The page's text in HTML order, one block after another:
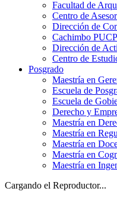
Facultad de
Centro de
Dirección de
Cachimbo
Dirección de
Centro de
Posgrado
Maestría en
Escuela de
Escuela de
Derecho y
Maestría en
Maestría en
Maestría en
Maestría en
Maestría en
Cargando el Reproductor...